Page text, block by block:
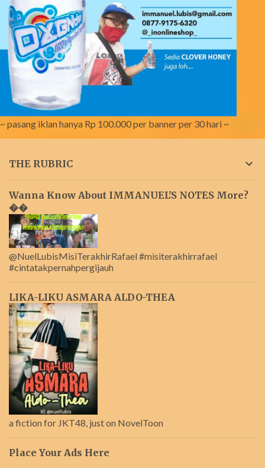
~ pasang iklan hanya Rp 100.000 per banner per 30 hari ~
THE RUBRIC
Wanna Know About IMMANUEL'S NOTES More?
��
@NuelLubisMisiTerakhirRafael #misiterakhirrafael
#cintatakpernahpergijauh
LIKA-LIKU ASMARA ALDO-THEA
a fiction for JKT48, just on NovelToon
Place Your Ads Here